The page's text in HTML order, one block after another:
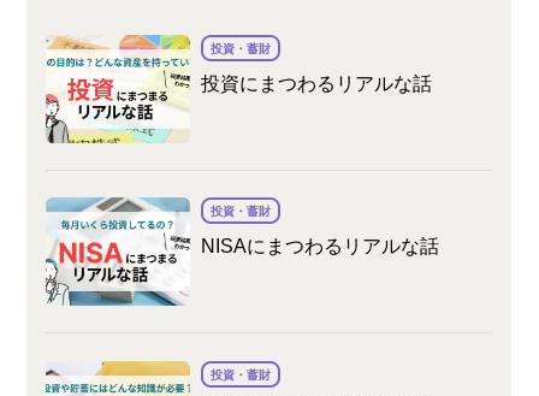
ナス平均支給額や手取り額の
計算方法なども併せてチェッ
投資・蓄財
投資にまつわるリアルな話
投資・蓄財
NISAにまつわるリアルな話
投資・蓄財